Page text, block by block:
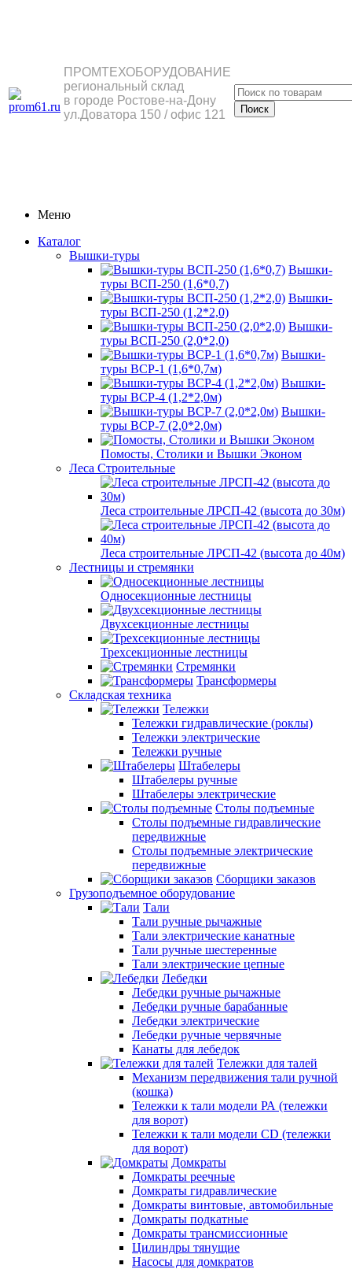
ПРОМТЕХОБОРУДОВАНИЕ
региональный склад
в городе Ростове-на-Дону
ул.Доватора 150 / офис 121
Меню
Каталог
Вышки-туры
Вышки-
туры ВСП-250 (1,6*0,7)
Вышки-
туры ВСП-250 (1,2*2,0)
Вышки-
туры ВСП-250 (2,0*2,0)
Вышки-
туры ВСР-1 (1,6*0,7м)
Вышки-
туры ВСР-4 (1,2*2,0м)
Вышки-
туры ВСР-7 (2,0*2,0м)
Помосты, Столики и Вышки Эконом
Леса Строительные
Леса строительные ЛРСП-42 (высота до 30м)
Леса строительные ЛРСП-42 (высота до 40м)
Лестницы и стремянки
Односекционные лестницы
Двухсекционные лестницы
Трехсекционные лестницы
Стремянки
Трансформеры
Складская техника
Тележки
Тележки гидравлические (роклы)
Тележки электрические
Тележки ручные
Штабелеры
Штабелеры ручные
Штабелеры электрические
Столы подъемные
Столы подъемные гидравлические
передвижные
Столы подъемные электрические
передвижные
Сборщики заказов
Грузоподъемное оборудование
Тали
Тали ручные рычажные
Тали электрические канатные
Тали ручные шестеренные
Тали электрические цепные
Лебедки
Лебедки ручные рычажные
Лебедки ручные барабанные
Лебедки электрические
Лебедки ручные червячные
Канаты для лебедок
Тележки для талей
Механизм передвижения тали ручной
(кошка)
Тележки к тали модели РА (тележки
для ворот)
Тележки к тали модели CD (тележки
для ворот)
Домкраты
Домкраты реечные
Домкраты гидравлические
Домкраты винтовые, автомобильные
Домкраты подкатные
Домкраты трансмиссионные
Цилиндры тянущие
Насосы для домкратов